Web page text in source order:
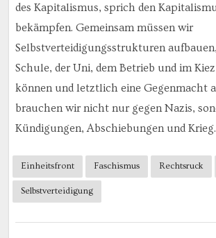
des Kapitalismus, sprich den
bekämpfen. Gemeinsam müssen wir
Selbstverteidigungsstrukturen
Schule, der Uni, dem Betrieb und im
können und letztlich eine Gegenmacht
brauchen wir nicht nur gegen Nazis,
Kündigungen, Abschiebungen und Krieg.
Einheitsfront Faschismus Rechtsruck
Selbstverteidigung